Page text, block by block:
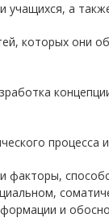
а
которых они
факторы,
и